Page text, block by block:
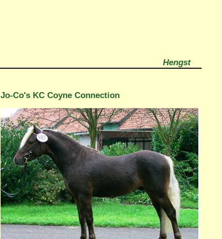
Hengst
Jo-Co's KC Coyne Connection